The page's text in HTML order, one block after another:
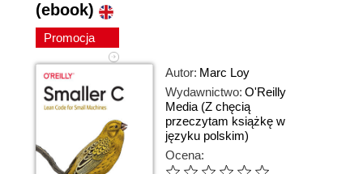
(ebook)
Promocja
Autor: Marc Loy
Wydawnictwo: O'Reilly
Media (Z chęcią
przeczytam książkę w
języku polskim)
Ocena: